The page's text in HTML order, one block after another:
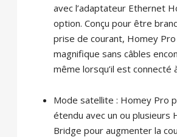
avec l’adaptateur Ethernet
option. Conçu pour être
prise de courant, Homey
magnifique sans câbles
même lorsqu’il est connecté
Mode satellite : Homey Pro
étendu avec un ou plusieurs
Bridge pour augmenter la